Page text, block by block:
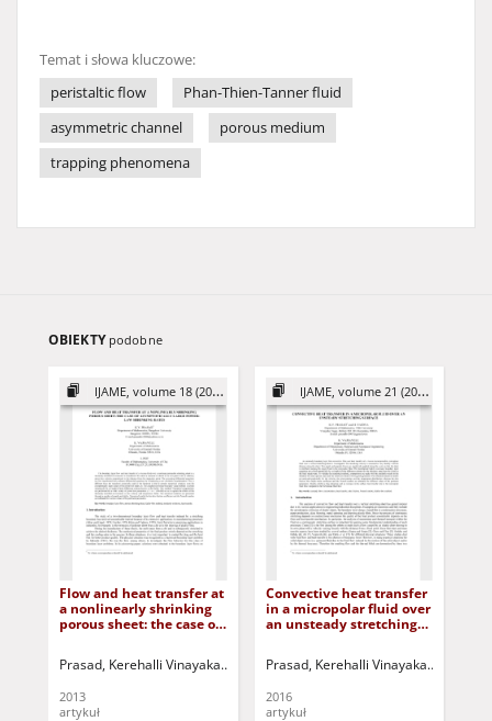
Temat i słowa kluczowe:
peristaltic flow
Phan-Thien-Tanner fluid
asymmetric channel
porous medium
trapping phenomena
OBIEKTY podobne
IJAME, volume 18 (2013)
Flow and heat transfer at
a nonlinearly shrinking
porous sheet: the case of
rates
Prasad, Kerehalli Vinayaka Vajravelu, Kuppalapalle Pop, I. Jurczak,
2013
artykuł
IJAME, volume 21 (2016)
Convective heat transfer
in a micropolar fluid over
an unsteady stretching
Prasad, Kerehalli Vinayaka
2016
artykuł